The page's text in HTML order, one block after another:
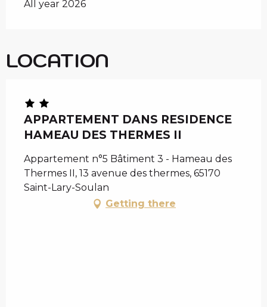
All year 2026
LOCATION
APPARTEMENT DANS RESIDENCE
HAMEAU DES THERMES II
Appartement n°5 Bâtiment 3 - Hameau des
Thermes II, 13 avenue des thermes, 65170
Saint-Lary-Soulan
Getting there